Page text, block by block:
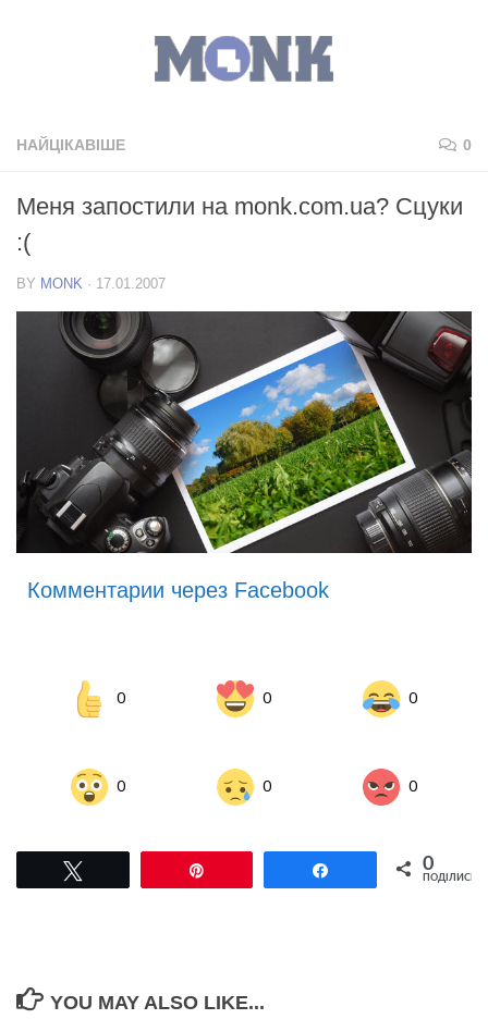
НАЙЦІКАВІШЕ 0
Меня запостили на monk.com.ua? Сцуки
:(
BY MONK · 17.01.2007
Комментарии через Facebook
0 0 0
0 0 0
Поділитися0
ПОДІЛИСЬ
YOU MAY ALSO LIKE...